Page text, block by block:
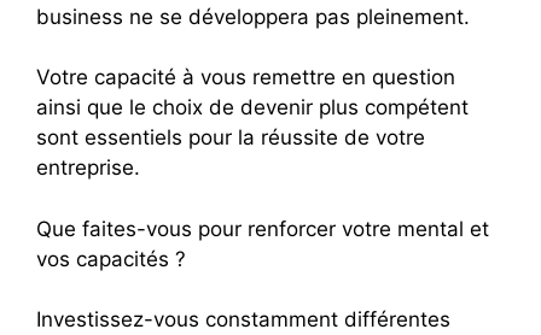
business ne se développera pas pleinement.
Votre capacité à vous remettre en question
ainsi que le choix de devenir plus compétent
sont essentiels pour la réussite de votre
entreprise.
Que faites-vous pour renforcer votre mental et
vos capacités ?
Investissez-vous constamment différentes